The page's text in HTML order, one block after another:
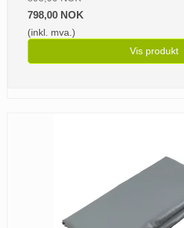
798,00 NOK
(inkl. mva.)
Vis produkt